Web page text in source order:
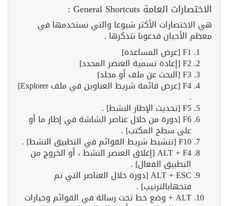
الاختصارات العامة General Shortcuts :
هي الاختصارات الأكثر شيوعا والتي نستخدمها في
معظم الأحيان فدعونا نتذكرها .
F1 [عرض المساعدة]
F2 [إعادة تسمية العنصر المحدد]
F3 [البحث عن ملف أو مجلد]
F4 [عرض قائمة شريط العناوين في ملف Explorer]
.
F5 [تحديث الإطار النشط] .
F6 [دورة من خلال عناصر الشاشة في إطار ما أو
على سطح المكتب] .
F10 [تنشيط شريط القوائم في التطبيق النشط] .
ALT + F4 [إغلاق العنصر النشط ، أو الخروج من
التطبيق الفعال] .
ALT + ESC [دورة خلال العناصر التي تم
فتحهابالترتيب] .
ALT + وضع خط تحت رسالة في القوائم وخيارات